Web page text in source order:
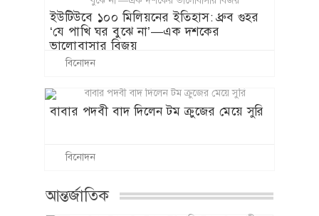
সবখবর
রাজনীতি
এনসিপি নেতা গাজী সালাউদ্দিন তানভীরকে